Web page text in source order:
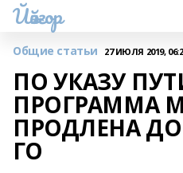
Йәйғор
Общие статьи 27 ИЮЛЯ 2019,
ПО УКАЗУ
ПРОГРАММА
ПРОДЛЕНА ДО
ГО